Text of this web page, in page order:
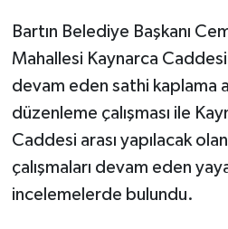
Bartın Belediye Başkanı
Mahallesi Kaynarca
devam eden sathi kaplama
düzenleme çalışması ile
Caddesi arası yapılacak
çalışmaları devam eden
incelemelerde bulundu.
Yerel Yönetimler
YEREL